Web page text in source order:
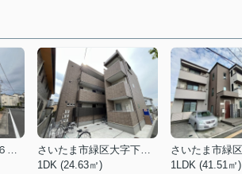
さいたま市緑区美園６丁目
さいたま市緑区大字下野田
1DK (24.63㎡)
1LDK (41.51㎡)